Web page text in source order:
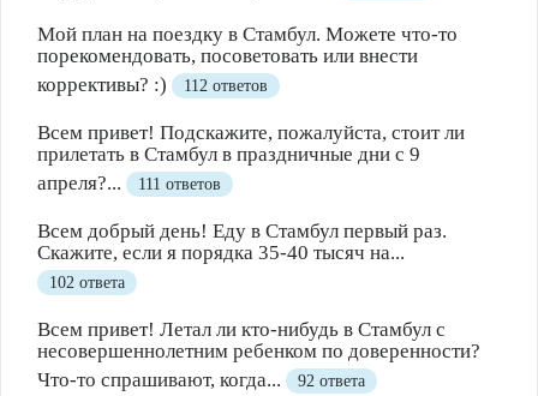
Мой план на поездку в Стамбул. Можете что-то
порекомендовать, посоветовать или внести
коррективы? :)
112 ответов
Всем привет! Подскажите, пожалуйста, стоит ли
прилетать в Стамбул в праздничные дни с 9
апреля?...
111 ответов
Всем добрый день! Еду в Стамбул первый раз.
Скажите, если я порядка 35-40 тысяч на...
102 ответа
Всем привет! Летал ли кто-нибудь в Стамбул с
несовершеннолетним ребенком по доверенности?
Что-то спрашивают, когда...
92 ответа